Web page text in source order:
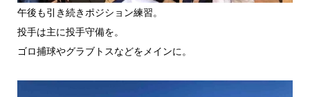
午後も引き続きポジション練習。
投手は主に投手守備を。
ゴロ捕球やグラブトスなどをメインに。